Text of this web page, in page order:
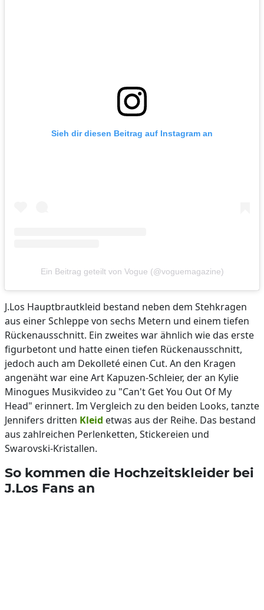
Sieh dir diesen Beitrag auf Instagram an
Ein Beitrag geteilt von Vogue (@voguemagazine)
J.Los Hauptbrautkleid bestand neben dem Stehkragen
aus einer Schleppe von sechs Metern und einem tiefen
Rückenausschnitt. Ein zweites war ähnlich wie das erste
figurbetont und hatte einen tiefen Rückenausschnitt,
jedoch auch am Dekolleté einen Cut. An den Kragen
angenäht war eine Art Kapuzen-Schleier, der an Kylie
Minogues Musikvideo zu "Can't Get You Out Of My
Head" erinnert. Im Vergleich zu den beiden Looks, tanzte
Jennifers dritten Kleid etwas aus der Reihe. Das bestand
aus zahlreichen Perlenketten, Stickereien und
Swarovski-Kristallen.
So kommen die Hochzeitskleider bei
J.Los Fans an